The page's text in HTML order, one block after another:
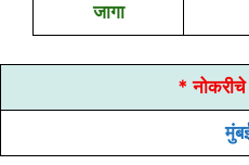
जागा
*